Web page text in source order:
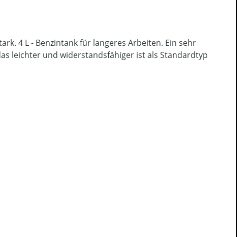
4 L - Benzintank für langeres Arbeiten. Ein sehr
leichter und widerstandsfähiger ist als Standardtyp